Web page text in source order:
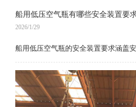
船用低压空气瓶有哪些安全装置要
2026/1/29
船用低压空气瓶的安全装置要求涵盖